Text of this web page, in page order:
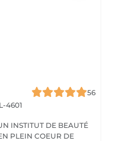
56
4601
PLEIN COEUR DE